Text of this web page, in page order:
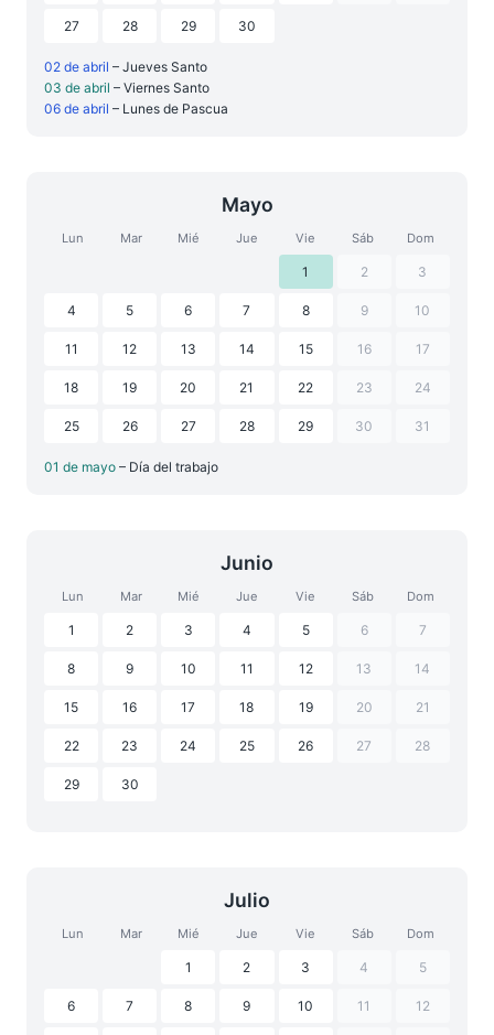
27 28 29 30
02 de abril – Jueves Santo
03 de abril – Viernes Santo
06 de abril – Lunes de Pascua
Mayo
Lun Mar Mié Jue Vie Sáb Dom
1 2 3
4 5 6 7 8 9 10
11 12 13 14 15 16 17
18 19 20 21 22 23 24
25 26 27 28 29 30 31
01 de mayo – Día del trabajo
Junio
Lun Mar Mié Jue Vie Sáb Dom
1 2 3 4 5 6 7
8 9 10 11 12 13 14
15 16 17 18 19 20 21
22 23 24 25 26 27 28
29 30
Julio
Lun Mar Mié Jue Vie Sáb Dom
1 2 3 4 5
6 7 8 9 10 11 12